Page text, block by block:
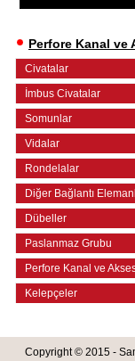
Perfore Kanal ve
Civatalar
İmbus Civatalar
Somunlar
Vidalar
Rondelalar
Diğer Bağlantı
Dübeller
Paslanmaz Grubu
Perfore Kanal ve
Kelepçeler
Copyright © 2015 -